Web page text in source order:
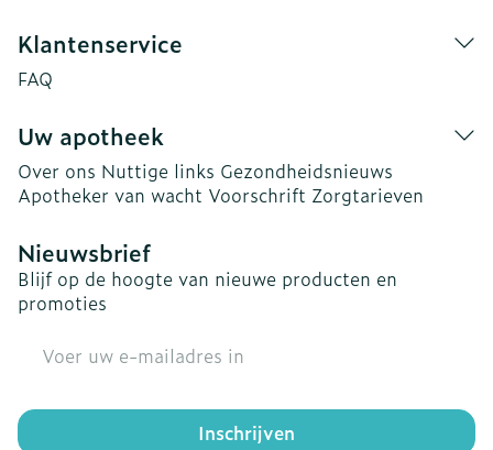
Klantenservice
FAQ
Uw apotheek
Over ons Nuttige links Gezondheidsnieuws
Apotheker van wacht Voorschrift Zorgtarieven
Nieuwsbrief
Blijf op de hoogte van nieuwe producten en
promoties
Inschrijven